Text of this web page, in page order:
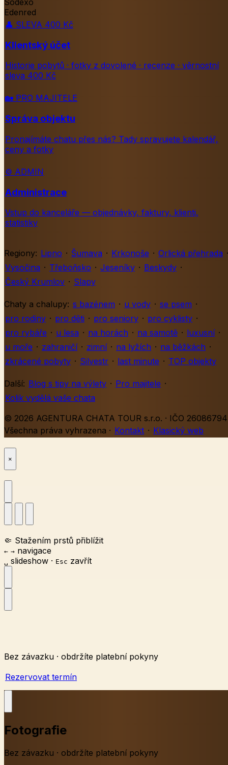
Sodexo
Edenred
👤 SLEVA 400 Kč
Klientský účet
Historie pobytů · fotky z dovolené · recenze · věrnostní
sleva 400 Kč
🏡 PRO MAJITELE
Správa objektu
Pronajímáte chatu přes nás? Tady spravujete kalendář,
ceny a fotky
⚙️ ADMIN
Administrace
Vstup do kanceláře — objednávky, faktury, klienti,
statistiky
Regiony: Lipno · Šumava · Krkonoše · Orlická přehrada ·
Vysočina · Třeboňsko · Jeseníky · Beskydy ·
Český Krumlov · Slapy
Chaty a chalupy: s bazénem · u vody · se psem ·
pro rodiny · pro děti · pro seniory · pro cyklisty ·
pro rybáře · u lesa · na horách · na samotě · luxusní ·
u moře · zahraničí · zimní · na lyžích · na běžkách ·
zkrácené pobyty · Silvestr · last minute · TOP objekty
Další: Blog s tipy na výlety · Pro majitele ·
Kolik vydělá vaše chata
© 2026 AGENTURA CHATA TOUR s.r.o. · IČO 26086794
Všechna práva vyhrazena · Kontakt · Klasický web
×
🤏 Stažením prstů přiblížit
← → navigace
␣ slideshow · Esc zavřít
Bez závazku · obdržíte platební pokyny
Rezervovat termín
Fotografie
Bez závazku · obdržíte platební pokyny